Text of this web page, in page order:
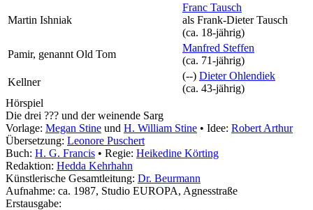
Martin Ishniak
Franc Tausch
als Frank-Dieter Tausch
(ca. 18‑jährig)
Pamir, genannt Old Tom
Manfred Steffen
(ca. 71‑jährig)
Kellner
(--) Dieter Ohlendiek
(ca. 43‑jährig)
Hörspiel
Die drei ??? und der weinende Sarg
Vorlage: Megan Stine und H. William Stine • Idee: Robert Arthur
Übersetzung: Leonore Puschert
Buch: H. G. Francis • Regie: Heikedine Körting
Redaktion: Hedda Kehrhahn
Künstlerische Gesamtleitung: Dr. Beurmann
Aufnahme: ca. 1987, Studio EUROPA, Agnesstraße
Erstausgabe: